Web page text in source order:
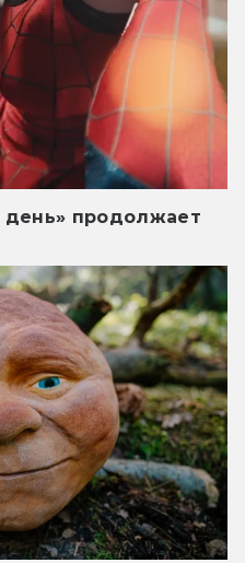
день» продолжает